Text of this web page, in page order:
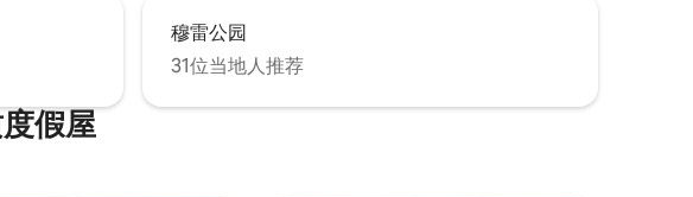
穆雷公园
31位当地人推荐
假屋